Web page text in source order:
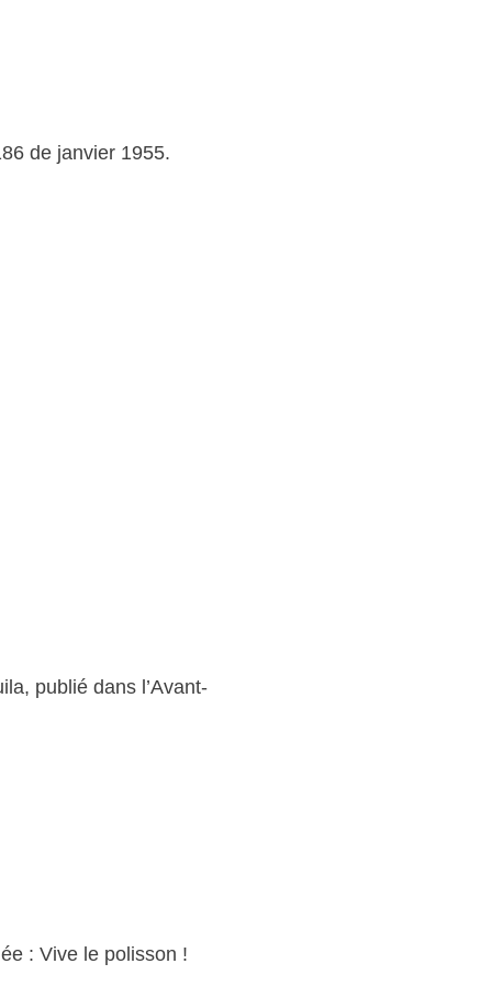
de janvier 1955.
publié dans l’Avant-
: Vive le polisson !